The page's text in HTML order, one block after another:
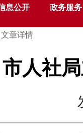
息公开 政务服务
文章详情
市人社